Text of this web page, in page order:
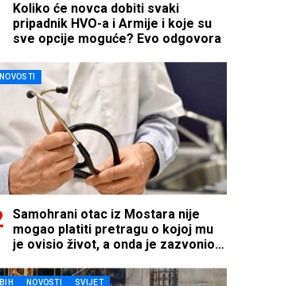
Koliko će novca dobiti svaki
pripadnik HVO-a i Armije i koje su
sve opcije moguće? Evo odgovora
NOVOSTI
Samohrani otac iz Mostara nije
mogao platiti pretragu o kojoj mu
je ovisio život, a onda je zazvonio
BIH NOVOSTI SVIJET